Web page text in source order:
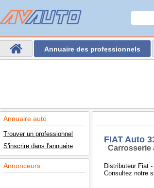
Annuaire des professionnels
Annuaire auto
Trouver un professionnel
S'inscrire dans l'annuaire
Annonceurs
FIAT Auto
Carrosserie
Distributeur Fiat
Consultez notre